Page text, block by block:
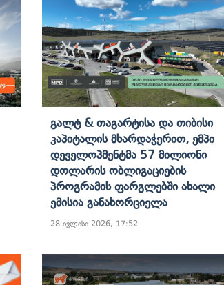
Გალტ & Თაგარტისა Და Თიბისი
Კაპიტალის Მხარდაჭერით, Ემპი
Დეველოპმენტმა 57 Მილიონი
Დოლარის Ობლიგაციების
Პროგრამის Ფარგლებში Ახალი
Ემისია Განახორციელა
28 ივლისი 2026, 17:52